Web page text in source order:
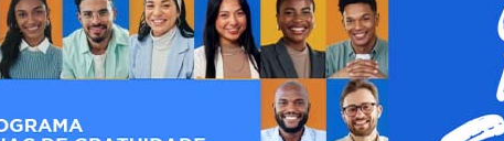
haveria na legislação, previsão de uso de